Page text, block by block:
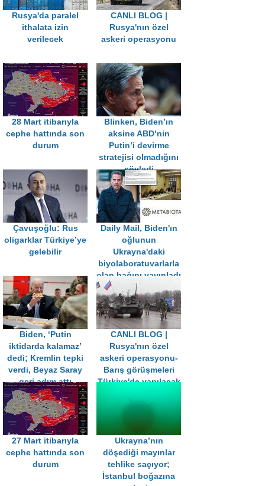
Rusya'da paralel
ithalata izin
verilecek
CANLI BLOG |
Rusya'nın özel
askeri operasyonu
28 Mart itibarıyla
cephe hattında son
durum
Blinken, Biden’ın
aksine ABD’nin
Putin’i devirme
stratejisi olmadığını
söyledi
Çavuşoğlu: Rus
oligarklar Türkiye’ye
gelebilir
Daily Mail, Biden'ın
oğlunun
Ukrayna'daki
biyolaboratuvarlarla
olan bağını yayınladı
Biden, ‘Putin
iktidarda kalamaz’
dedi; Kremlin tepki
verdi, Beyaz Saray
geri adım attı
CANLI BLOG |
Rusya'nın özel
askeri operasyonu-
Barış görüşmeleri
Türkiye'de yapılacak
27 Mart itibarıyla
cephe hattında son
durum
Ukrayna’nın
döşediği mayınlar
tehlike saçıyor;
İstanbul boğazına